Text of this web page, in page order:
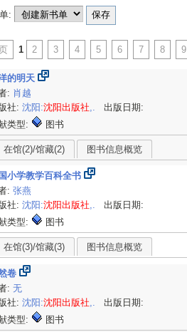
:
1 2 3 4 5 6 7 8 9
的明天
: 肖越
社:沈阳:沈阳出版社,. 出版日期:
类型:
图书
在馆(2)/馆藏(2) 图书信息概览
小学教学百科全书
:张燕
社:沈阳:沈阳出版社,. 出版日期:
类型:
图书
在馆(3)/馆藏(3) 图书信息概览
卷
:无
社:沈阳:沈阳出版社,. 出版日期:
类型:
图书